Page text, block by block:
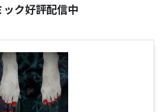
ク好評配信中